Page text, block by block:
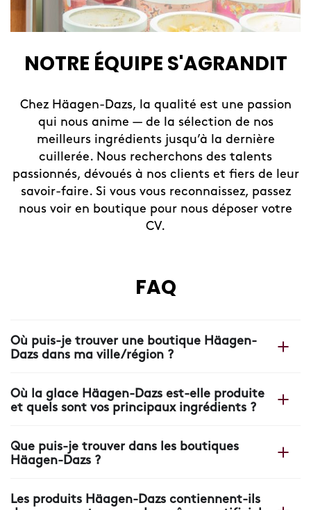
NOTRE ÉQUIPE S'AGRANDIT
Chez Häagen-Dazs, la qualité est une passion
qui nous anime — de la sélection de nos
meilleurs ingrédients jusqu’à la dernière
cuillerée. Nous recherchons des talents
passionnés, dévoués à nos clients et fiers de leur
savoir-faire. Si vous vous reconnaissez, passez
nous voir en boutique pour nous déposer votre
CV.
FAQ
Où puis-je trouver une boutique Häagen-
Dazs dans ma ville/région ?
web Häagen-Dazs grâce ànotre localisateur de
boutiques.
Où la glace Häagen-Dazs est-elle produite
et quels sont vos principaux ingrédients ?
France, dans notre usine près d'Arras, où chaque boule
est le fruit d’une recette simple à base de crème, de
Que puis-je trouver dans les boutiques
Häagen-Dazs ?
glace: des recettes uniques, des crêpes et gaufres
Les produits Häagen-Dazs contiennent-ils